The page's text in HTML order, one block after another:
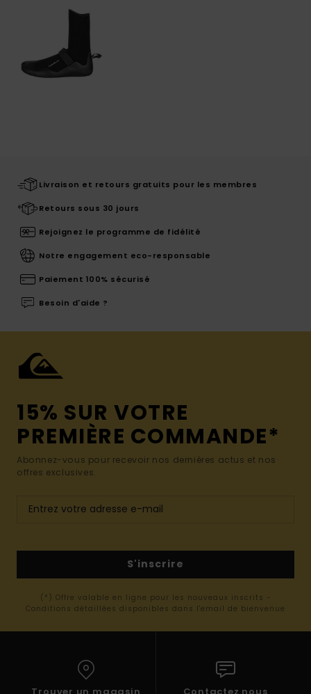
Livraison et retours gratuits pour les membres
Retours sous 30 jours
Rejoignez le programme de fidélité
Notre engagement eco-responsable
Paiement 100% sécurisé
Besoin d'aide ?
15% SUR VOTRE
PREMIÈRE COMMANDE*
Abonnez-vous pour recevoir nos dernières actus et nos
offres exclusives.
S'inscrire
(*) Offre valable en ligne pour les nouveaux inscrits -
Conditions détaillées disponibles dans l'email de bienvenue